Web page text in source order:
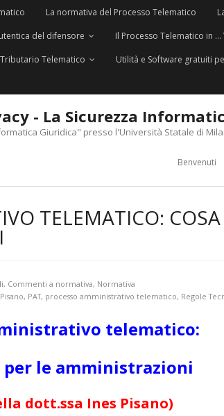
La normativa del Processo Telematico
del difensore Il Processo Telematico in …
Telematico Utilità e Software gratuiti
- La Sicurezza
Giuridica" presso l'Università Statale di
Benvenuti
TELEMATICO:
, Commenti a normativa, Normativa
, PAT, processo amministrativo telematico, Regole
telematico:
per le amministrazioni
dott.ssa Ines Pisano)